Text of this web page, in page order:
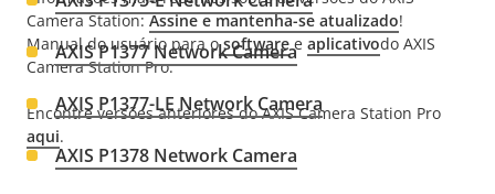
AXIS P1377 Network Camera
AXIS P1377-LE Network Camera
AXIS P1378 Network Camera
Camera Station:Assine e mantenha-se atualizado!
Manual do usuário para osoftwaree aplicativodo AXIS
Camera Station Pro.
Encontre versões anteriores do AXIS Camera Station Pro
aqui.